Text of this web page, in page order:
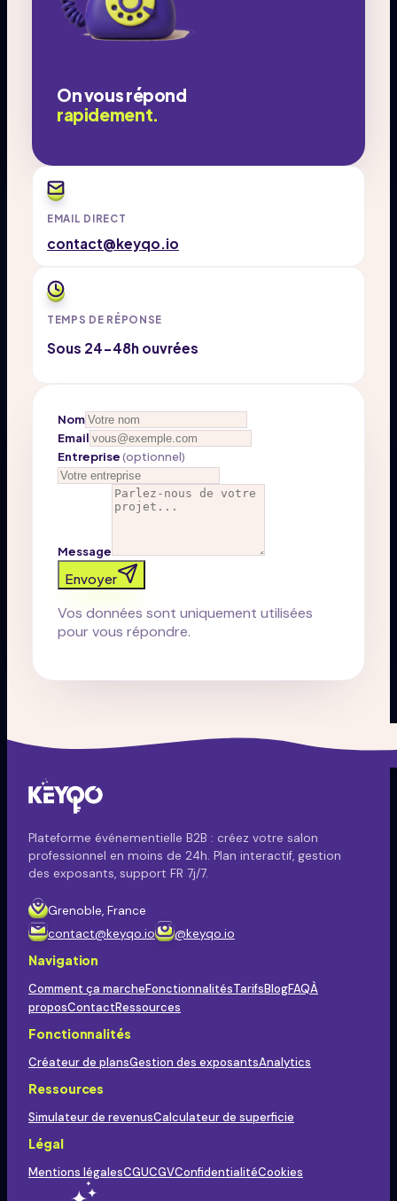
On vous répond
rapidement.
EMAIL DIRECT
contact@keyqo.io
TEMPS DE RÉPONSE
Sous 24-48h ouvrées
Nom
Email
Entreprise(optionnel)
Message
Envoyer
Vos données sont uniquement utilisées
pour vous répondre.
Plateforme événementielle B2B : créez votre salon
professionnel en moins de 24h. Plan interactif, gestion
des exposants, support FR 7j/7.
Grenoble, France
contact@keyqo.io
@keyqo.io
Navigation
Comment ça marcheFonctionnalitésTarifsBlogFAQÀ
proposContactRessources
Fonctionnalités
Créateur de plansGestion des exposantsAnalytics
Ressources
Simulateur de revenusCalculateur de superficie
Légal
Mentions légalesCGUCGVConfidentialitéCookies